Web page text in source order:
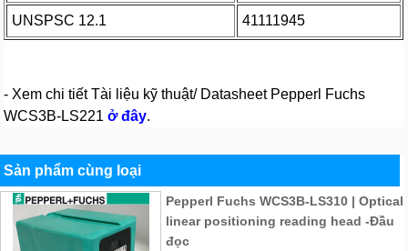
UNSPSC 12.1 41111945
- Xem chi tiết Tài liệu kỹ thuật/ Datasheet Pepperl Fuchs
WCS3B-LS221ở đây.
Sản phẩm cùng loại
Pepperl Fuchs WCS3B-LS310 | Optical
linear positioning reading head -Đầu
đọc